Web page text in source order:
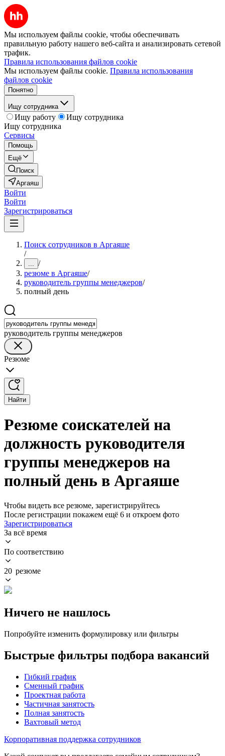
Мы используем файлы cookie, чтобы обеспечивать
правильную работу нашего веб-сайта и анализировать сетевой
трафик.
Правила использования файлов cookie
Мы используем файлы cookie. Правила использования
файлов cookie
Понятно
Ищу сотрудника
Ищу работу
Ищу сотрудника
Ищу сотрудника
Сервисы
Помощь
Ещё
Поиск
Аргаяш
Войти
Войти
Зарегистрироваться
Поиск сотрудников в Аргаяше
/
... /
резюме в Аргаяше/
руководитель группы менеджеров/
полный день
руководитель группы менеджеров
Резюме
Найти
Резюме соискателей на
должность руководителя
группы менеджеров на
полный день в Аргаяше
Чтобы видеть все резюме, зарегистрируйтесь
После регистрации покажем ещё 6 и откроем фото
Зарегистрироваться
За всё время
По соответствию
20 резюме
Ничего не нашлось
Попробуйте изменить формулировку или фильтры
Быстрые фильтры подбора вакансий
Гибкий график
Сменный график
Проектная работа
Частичная занятость
Полная занятость
Вахтовый метод
Корпоративная поддержка сотрудников